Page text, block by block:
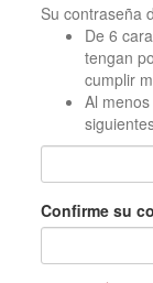
Su contraseña
De 6
tengan
cumplir
Al
Confirme su